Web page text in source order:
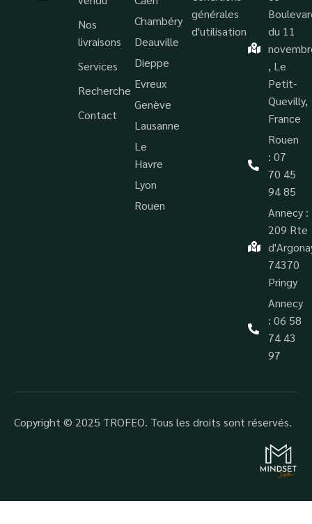
Nos
livraisons
Services
Recherche
Contact
Chambéry
Deauville
Dieppe
Evreux
Genève
Lausanne
Le
Havre
Lyon
Rouen
générales
d'utilisation
du 11
, Le
Petit-
Quevilly,
France
Rouen
: 07
70 45
94 85
Annecy :
209 Rte
74370
Pringy
Annecy
: 06 58
74 43
97
Copyright © 2025 TROFEO. Tous les droits sont réservés.